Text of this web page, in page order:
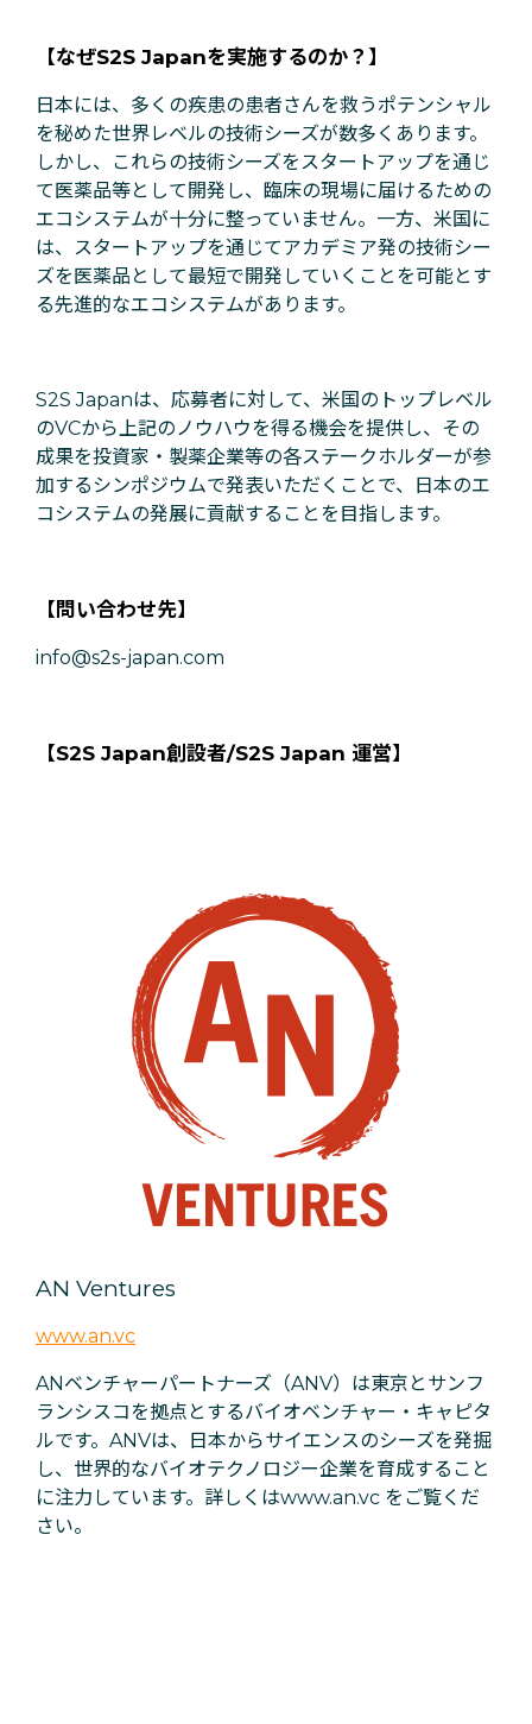
【なぜS2S Japanを実施するのか？】
日本には、多くの疾患の患者さんを救うポテンシャル
を秘めた世界レベルの技術シーズが数多くあります。
しかし、これらの技術シーズをスタートアップを通じ
て医薬品等として開発し、臨床の現場に届けるための
エコシステムが十分に整っていません。一方、米国に
は、スタートアップを通じてアカデミア発の技術シー
ズを医薬品として最短で開発していくことを可能とす
る先進的なエコシステムがあります。
S2S Japanは、応募者に対して、米国のトップレベル
のVCから上記のノウハウを得る機会を提供し、その
成果を投資家・製薬企業等の各ステークホルダーが参
加するシンポジウムで発表いただくことで、日本のエ
コシステムの発展に貢献することを目指します。
【問い合わせ先】
info@s2s-japan.com
【S2S Japan創設者/S2S Japan 運営】
AN Ventures
www.an.vc
ANベンチャーパートナーズ（ANV）は東京とサンフ
ランシスコを拠点とするバイオベンチャー・キャピタ
ルです。ANVは、日本からサイエンスのシーズを発掘
し、世界的なバイオテクノロジー企業を育成すること
に注力しています。詳しくはwww.an.vc をご覧くだ
さい。